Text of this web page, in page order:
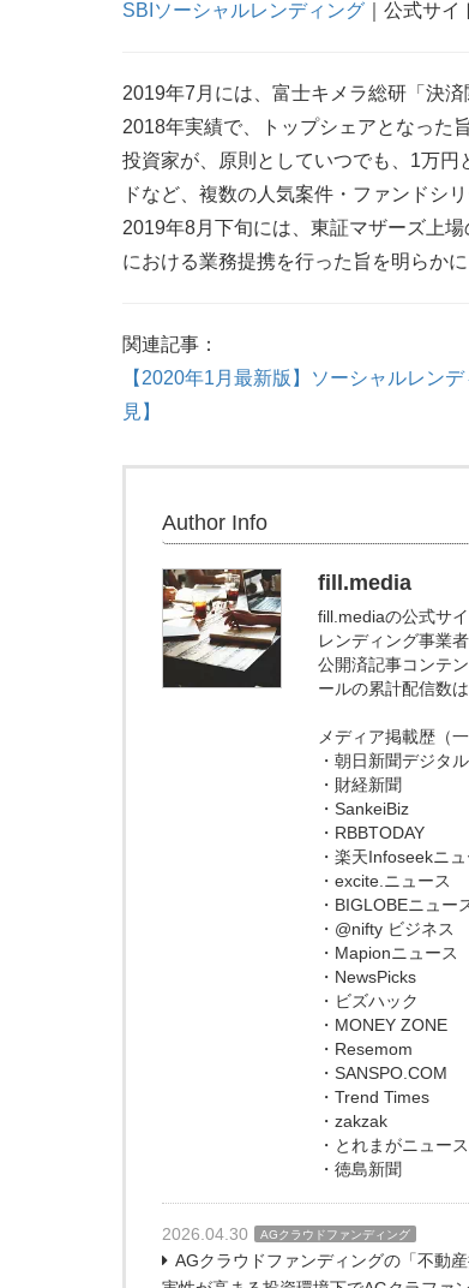
SBIソーシャルレンディング ｜公式サイ
2019年7月には、富士キメラ総研「決
2018年実績で、トップシェアとなった
投資家が、原則としていつでも、1万
ドなど、複数の人気案件・ファンドシリ
2019年8月下旬には、東証マザーズ上
における業務提携を行った旨を明らかに
関連記事：
【2020年1月最新版】ソーシャルレン
見】
Author Info
fill.media
fill.mediaの公式サ
レンディング事業
公開済記事コンテ
ールの累計配信数
メディア掲載歴（
・朝日新聞デジタ
・財経新聞
・SankeiBiz
・RBBTODAY
・楽天Infoseekニ
・excite.ニュース
・BIGLOBEニュー
・@nifty ビジネス
・Mapionニュース
・NewsPicks
・ビズハック
・MONEY ZONE
・Resemom
・SANSPO.COM
・Trend Times
・zakzak
・とれまがニュース
・徳島新聞
2026.04.30 AGクラウドファンディング
AGクラウドファンディングの「不動